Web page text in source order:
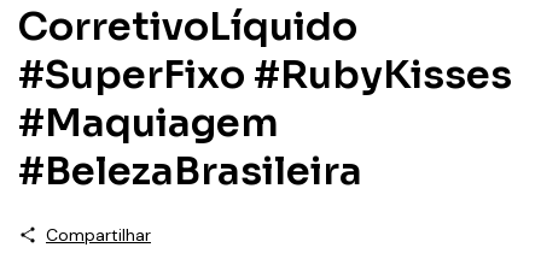
CorretivoLíquido
#SuperFixo #RubyKisses
#Maquiagem
#BelezaBrasileira
Compartilhar